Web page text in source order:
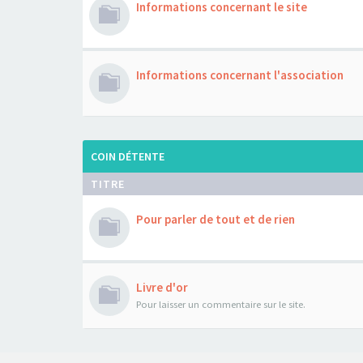
Informations concernant le site
Informations concernant l'association
COIN DÉTENTE
TITRE
Pour parler de tout et de rien
Livre d'or
Pour laisser un commentaire sur le site.